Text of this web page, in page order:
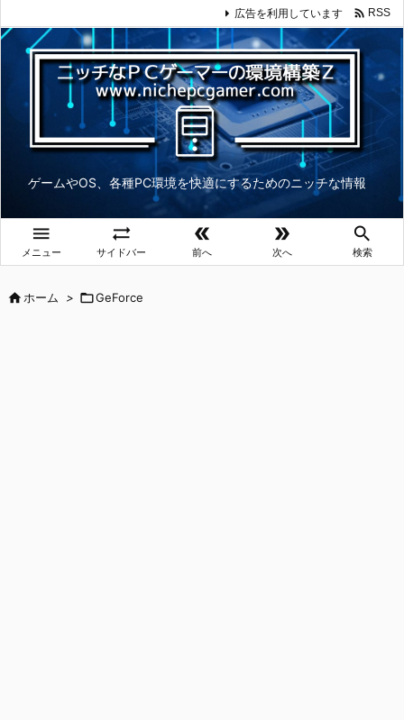
ゲームやOS、各種PC環境を快適にするためのニッチな情報

メニュー

サイドバー

前へ

次へ

検索
広告を利用しています  RSS
ホーム > GeForce